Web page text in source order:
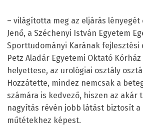
– világította meg az eljárás lényegét
Jenő, a Széchenyi István Egyetem
Sporttudományi Karának fejlesztési
Petz Aladár Egyetemi Oktató
helyettese, az urológiai osztály
Hozzátette, mindez nemcsak a
számára is kedvező, hiszen az akár
nagyítás révén jobb látást biztosít a
műtétekhez képest.